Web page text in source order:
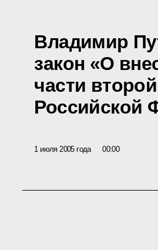
Владимир
закон «О
части
Российской
1 июля 2005 года 00:00